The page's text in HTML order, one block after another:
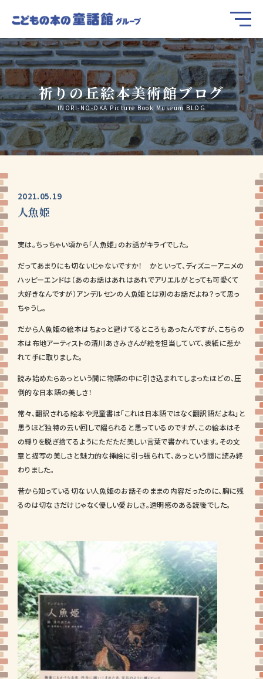
祈りの丘絵本美術館ブログ
INORI-NO-OKA Picture Book Museum BLOG
2021.05.19
人魚姫
実は。ちっちゃい頃から「人魚姫」のお話がキライでした。
だってあまりにも切ないじゃないですか！ かといって、ディズニーアニメの
ハッピーエンドは（あのお話はあれはあれでアリエルがとっても可愛くて
大好きなんですが）アンデルセンの人魚姫とは別のお話だよね？って思っ
ちゃうし。
だから人魚姫の絵本はちょっと避けてるところもあったんですが、こちらの
本は布地アーティストの清川あさみさんが絵を担当していて、表紙に惹か
れて手に取りました。
読み始めたらあっという間に物語の中に引き込まれてしまったほどの、圧
倒的な日本語の美しさ！
常々、翻訳される絵本や児童書は「これは日本語ではなく翻訳語だよね」と
思うほど独特の云い回しで綴られると思っているのですが、この絵本はそ
の縛りを脱ぎ捨てるようにただただ美しい言葉で書かれています。その文
章と描写の美しさと魅力的な挿絵に引っ張られて、あっという間に読み終
わりました。
昔から知っている切ない人魚姫のお話そのままの内容だったのに、胸に残
るのは切なさだけじゃなく優しい愛おしさ。透明感のある読後でした。